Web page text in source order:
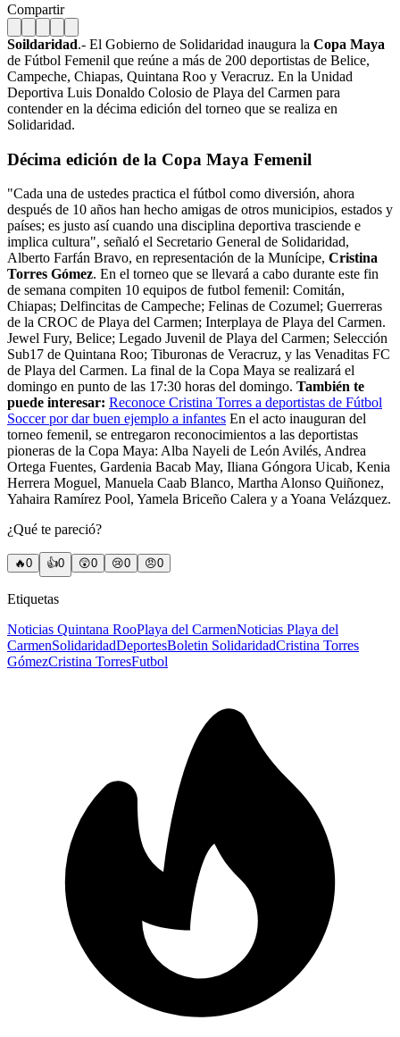
Compartir
Soildaridad.- El Gobierno de Solidaridad inaugura la Copa Maya
de Fútbol Femenil que reúne a más de 200 deportistas de Belice,
Campeche, Chiapas, Quintana Roo y Veracruz. En la Unidad
Deportiva Luis Donaldo Colosio de Playa del Carmen para
contender en la décima edición del torneo que se realiza en
Solidaridad.
Décima edición de la Copa Maya Femenil
"Cada una de ustedes practica el fútbol como diversión, ahora
después de 10 años han hecho amigas de otros municipios, estados y
países; es justo así cuando una disciplina deportiva trasciende e
implica cultura", señaló el Secretario General de Solidaridad,
Alberto Farfán Bravo, en representación de la Munícipe, Cristina
Torres Gómez. En el torneo que se llevará a cabo durante este fin
de semana compiten 10 equipos de futbol femenil: Comitán,
Chiapas; Delfincitas de Campeche; Felinas de Cozumel; Guerreras
de la CROC de Playa del Carmen; Interplaya de Playa del Carmen.
Jewel Fury, Belice; Legado Juvenil de Playa del Carmen; Selección
Sub17 de Quintana Roo; Tiburonas de Veracruz, y las Venaditas FC
de Playa del Carmen. La final de la Copa Maya se realizará el
domingo en punto de las 17:30 horas del domingo. También te
puede interesar: Reconoce Cristina Torres a deportistas de Fútbol
Soccer por dar buen ejemplo a infantes En el acto inauguran del
torneo femenil, se entregaron reconocimientos a las deportistas
pioneras de la Copa Maya: Alba Nayeli de León Avilés, Andrea
Ortega Fuentes, Gardenia Bacab May, Iliana Góngora Uicab, Kenia
Herrera Moguel, Manuela Caab Blanco, Martha Alonso Quiñonez,
Yahaira Ramírez Pool, Yamela Briceño Calera y a Yoana Velázquez.
¿Qué te pareció?
🔥0 👍0 😲0 😢0 😠0
Etiquetas
Noticias Quintana RooPlaya del CarmenNoticias Playa del
CarmenSolidaridadDeportesBoletin SolidaridadCristina Torres
GómezCristina TorresFutbol